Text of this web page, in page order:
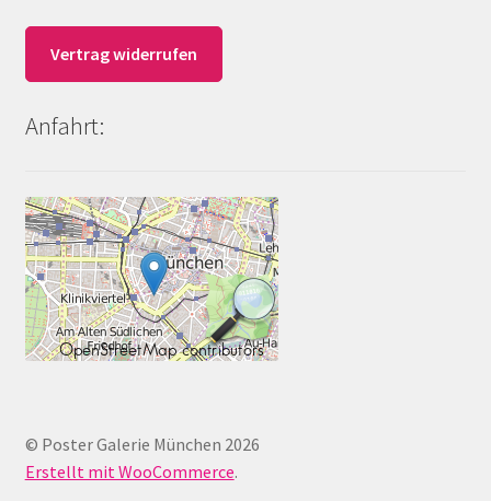
Vertrag widerrufen
Anfahrt:
© Poster Galerie München 2026
Erstellt mit WooCommerce.